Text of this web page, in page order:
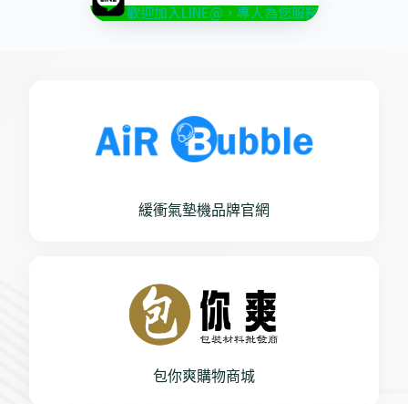
歡迎加入LINE@，專人為您服務
緩衝氣墊機品牌官網
包你爽購物商城